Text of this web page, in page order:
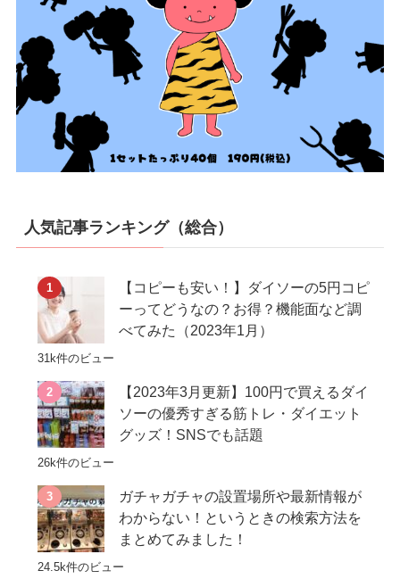
人気記事ランキング（総合）
【コピーも安い！】ダイソーの5円コピ
ーってどうなの？お得？機能面など調
べてみた（2023年1月）
31k件のビュー
【2023年3月更新】100円で買えるダイ
ソーの優秀すぎる筋トレ・ダイエット
グッズ！SNSでも話題
26k件のビュー
ガチャガチャの設置場所や最新情報が
わからない！というときの検索方法を
まとめてみました！
24.5k件のビュー